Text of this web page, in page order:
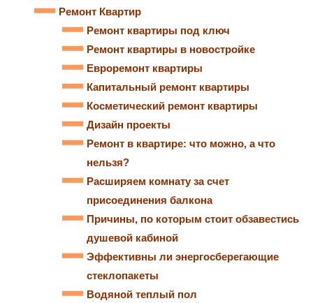
Ремонт Квартир
Ремонт квартиры под ключ
Ремонт квартиры в новостройке
Евроремонт квартиры
Капитальный ремонт квартиры
Косметический ремонт квартиры
Дизайн проекты
Ремонт в квартире: что можно, а что
нельзя?
Расширяем комнату за счет
присоединения балкона
Причины, по которым стоит обзавестись
душевой кабиной
Эффективны ли энергосберегающие
стеклопакеты
Водяной теплый пол